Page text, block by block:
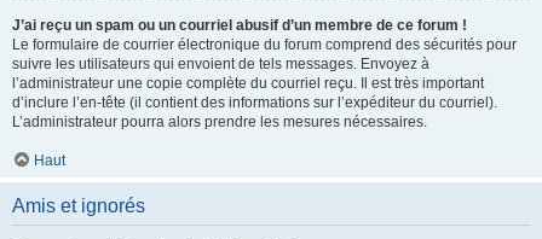
J’ai reçu un spam ou un courriel abusif d’un membre de ce forum !
Le formulaire de courrier électronique du forum comprend des sécurités pour
suivre les utilisateurs qui envoient de tels messages. Envoyez à
l’administrateur une copie complète du courriel reçu. Il est très important
d’inclure l’en-tête (il contient des informations sur l’expéditeur du courriel).
L’administrateur pourra alors prendre les mesures nécessaires.
Haut
Amis et ignorés